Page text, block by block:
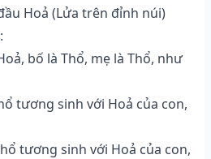
Hoả (Lửa trên đỉnh núi)
bố là Thổ, mẹ là Thổ, như
tương sinh với Hoả của con,
tương sinh với Hoả của con,